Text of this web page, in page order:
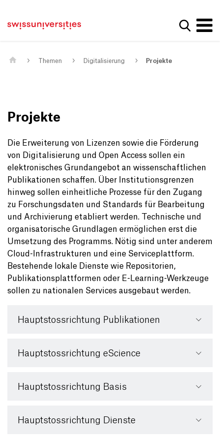
Main Navigation
Inhalt
Metanavigation
Suche
Themen Digitalisierung Projekte
Projekte
Die Erweiterung von Lizenzen sowie die Förderung
von Digitalisierung und Open Access sollen ein
elektronisches Grundangebot an wissenschaftlichen
Publikationen schaffen. Über Institutionsgrenzen
hinweg sollen einheitliche Prozesse für den Zugang
zu Forschungsdaten und Standards für Bearbeitung
und Archivierung etabliert werden. Technische und
organisatorische Grundlagen ermöglichen erst die
Umsetzung des Programms. Nötig sind unter anderem
Cloud-Infrastrukturen und eine Serviceplattform.
Bestehende lokale Dienste wie Repositorien,
Publikationsplattformen oder E-Learning-Werkzeuge
sollen zu nationalen Services ausgebaut werden.
Hauptstossrichtung Publikationen
Hauptstossrichtung eScience
Hauptstossrichtung Basis
Hauptstossrichtung Dienste